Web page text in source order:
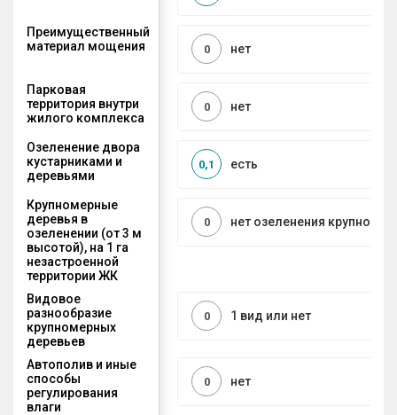
Преимущественный
материал мощения
нет
0
Парковая
территория внутри
жилого комплекса
нет
0
Озеленение двора
кустарниками и
деревьями
есть
0,1
Крупномерные
деревья в
озеленении (от 3 м
высотой), на 1 га
незастроенной
территории ЖК
нет озеленения
0
Видовое
разнообразие
крупномерных
деревьев
1 вид или нет
0
Автополив и иные
способы
регулирования
влаги
нет
0